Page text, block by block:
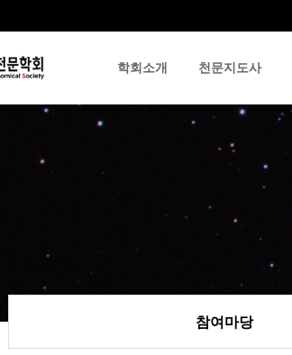
학회소개 천문지도사
참여마당